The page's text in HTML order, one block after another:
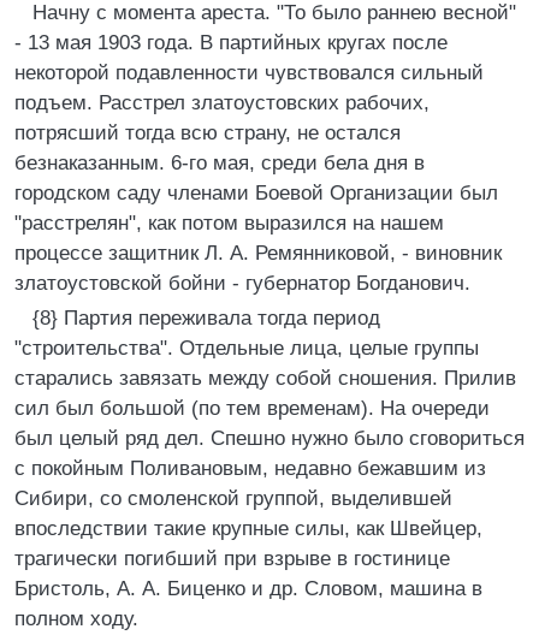
Начну с момента ареста. "То было раннею весной"
- 13 мая 1903 года. В партийных кругах после
некоторой подавленности чувствовался сильный
подъем. Расстрел златоустовских рабочих,
потрясший тогда всю страну, не остался
безнаказанным. 6-го мая, среди бела дня в
городском саду членами Боевой Организации был
"расстрелян", как потом выразился на нашем
процессе защитник Л. А. Ремянниковой, - виновник
златоустовской бойни - губернатор Богданович.
{8} Партия переживала тогда период
"строительства". Отдельные лица, целые группы
старались завязать между собой сношения. Прилив
сил был большой (по тем временам). На очереди
был целый ряд дел. Спешно нужно было сговориться
с покойным Поливановым, недавно бежавшим из
Сибири, со смоленской группой, выделившей
впоследствии такие крупные силы, как Швейцер,
трагически погибший при взрыве в гостинице
Бристоль, А. А. Биценко и др. Словом, машина в
полном ходу.